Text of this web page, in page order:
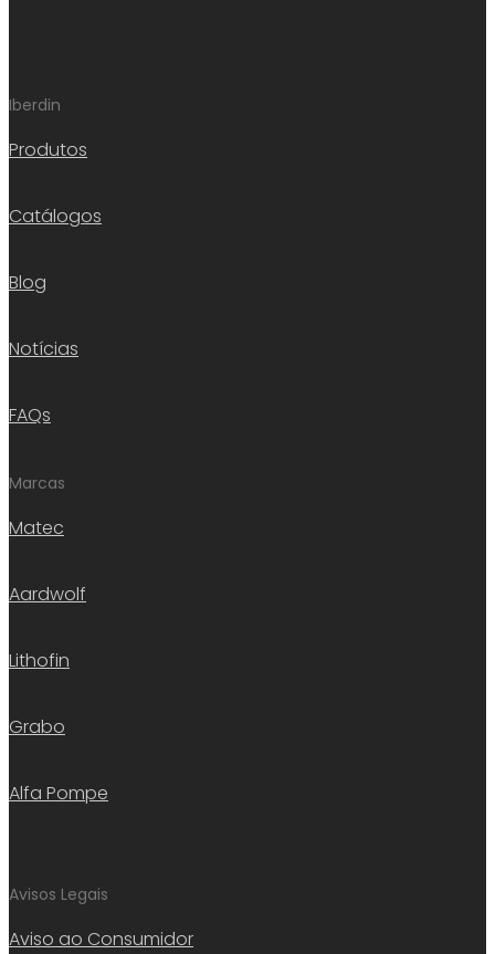
Iberdin
Produtos
Catálogos
Blog
Notícias
FAQs
Marcas
Matec
Aardwolf
Lithofin
Grabo
Alfa Pompe
Avisos Legais
Aviso ao Consumidor